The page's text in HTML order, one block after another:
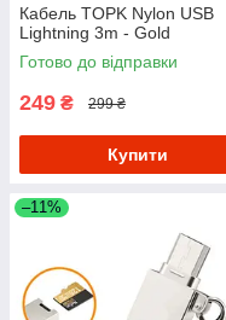
Кабель TOPK Nylon USB
Lightning 3m - Gold
Готово до відправки
249 ₴ 299 ₴
Купити
–11%